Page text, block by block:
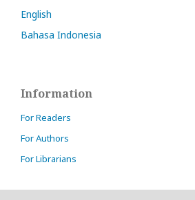
English
Bahasa Indonesia
Information
For Readers
For Authors
For Librarians